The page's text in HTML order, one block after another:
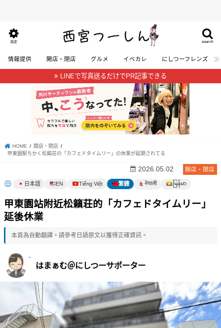
search
設定
情報提供 開店・閉店 グルメ イベカレ にしつーフレンズ
LINEで写真送るだけでPR記事できる
HOME
開店・閉店
甲東園駅ちかく松籟荘の「カフェドタイムリー」の休業が延期されてる
開店・閉店
2026.05.02
日本語 EN Tiếng Việt 繁體 नेपाली မြန်မာ
甲東園站附近松籟荘的「カフェドタイムリー」
延後休業
本頁為自動翻譯。請參考日語原文以獲得正確資訊。
はまぁむ＠にしつーサポーター